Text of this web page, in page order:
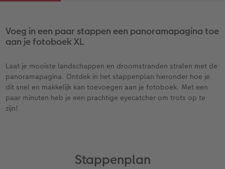
Voeg in een paar stappen een panoramapagina toe
aan je fotoboek XL
Laat je mooiste landschappen en droomstranden stralen met de
panoramapagina. Ontdek in het stappenplan hieronder hoe je
dit snel en makkelijk kan toevoegen aan je fotoboek. Met een
paar minuten heb je een prachtige eyecatcher om trots op te
zijn!
Stappenplan